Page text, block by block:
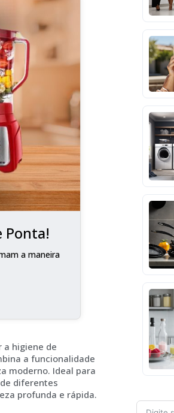
Ponta!
a maneira
higiene de
a funcionalidade
moderno. Ideal para
diferentes
profunda e rápida.